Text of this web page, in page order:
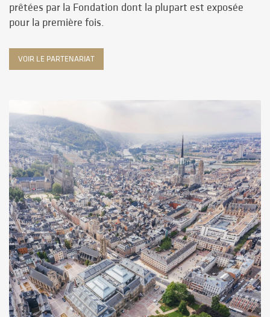
prêtées par la Fondation dont la plupart est exposée
pour la première fois.
VOIR LE PARTENARIAT